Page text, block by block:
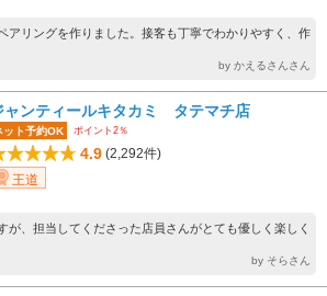
アリングを作りました。接客も丁寧でわかりやすく、作
by かえるさんさん
ャンティールキタカミ タテマチ店
ット予約OK ポイント2％
4.9 (2,292件)
王道
が、担当してくださった店員さんがとても優しく楽しく
by そらさん